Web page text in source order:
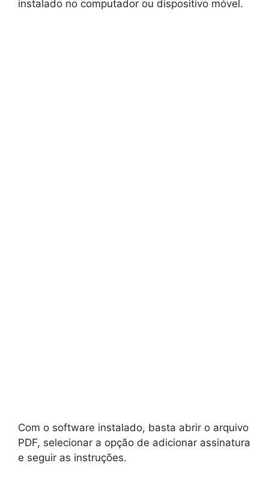
instalado no computador ou dispositivo móvel.
Com o software instalado, basta abrir o arquivo
PDF, selecionar a opção de adicionar assinatura
e seguir as instruções.